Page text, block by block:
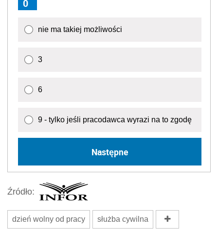
0
nie ma takiej możliwości
3
6
9 - tylko jeśli pracodawca wyrazi na to zgodę
Następne
Źródło:
dzień wolny od pracy służba cywilna